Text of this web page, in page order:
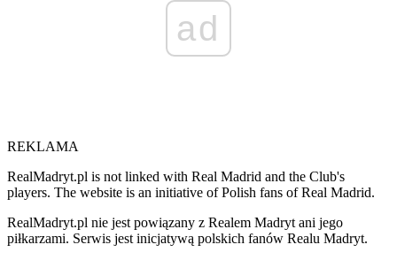
ad
REKLAMA
RealMadryt.pl is not linked with Real Madrid and the Club's
players. The website is an initiative of Polish fans of Real Madrid.
RealMadryt.pl nie jest powiązany z Realem Madryt ani jego
piłkarzami. Serwis jest inicjatywą polskich fanów Realu Madryt.